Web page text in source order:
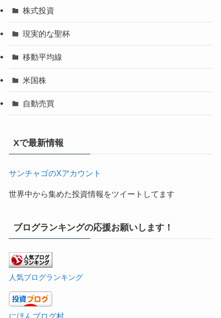
株式投資
現実的な聖杯
移動平均線
米国株
自動売買
Xで最新情報
サンチャゴのXアカウント
世界中から集めた投資情報をツイートしてます
ブログランキングの応援お願いします！
人気ブログランキング
にほんブログ村